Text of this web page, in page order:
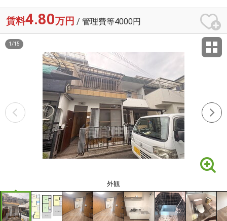
賃料4.80万円 / 管理費等4000円
外観
1 /15